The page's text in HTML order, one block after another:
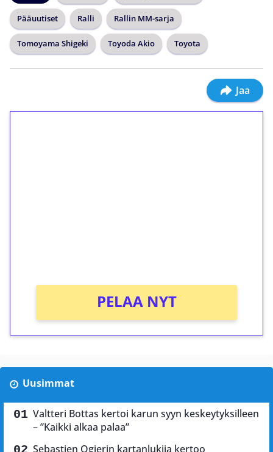
Pääuutiset Ralli Rallin MM-sarja
Tomoyama Shigeki Toyoda Akio Toyota
Jaa
PELAA NYT
Uusimmat
Valtteri Bottas kertoi karun syyn keskeytyksilleen
– ”Kaikki alkaa palaa”
Sebastien Ogierin kartanlukija kertoo